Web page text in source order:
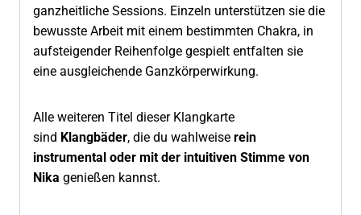
ganzheitliche Sessions. Einzeln unterstützen sie die
bewusste Arbeit mit einem bestimmten Chakra, in
aufsteigender Reihenfolge gespielt entfalten sie
eine ausgleichende Ganzkörperwirkung.
Alle weiteren Titel dieser Klangkarte
sind Klangbäder, die du wahlweise rein
instrumental oder mit der intuitiven Stimme von
Nika genießen kannst.